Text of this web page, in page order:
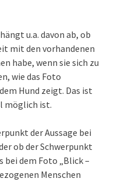
u.a. davon ab, ob
mit den vorhandenen
habe, wenn sie sich zu
wie das Foto
Hund zeigt. Das ist
möglich ist.
der Aussage bei
ob der Schwerpunkt
bei dem Foto „Blick –
Menschen